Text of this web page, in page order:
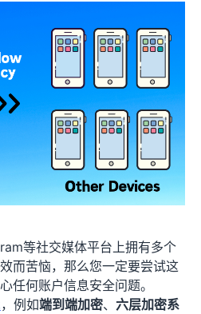
等社交媒体平台上拥有多个
而苦恼，那么您一定要尝试这
任何账户信息安全问题。
，例如端到端加密、 六层加密系